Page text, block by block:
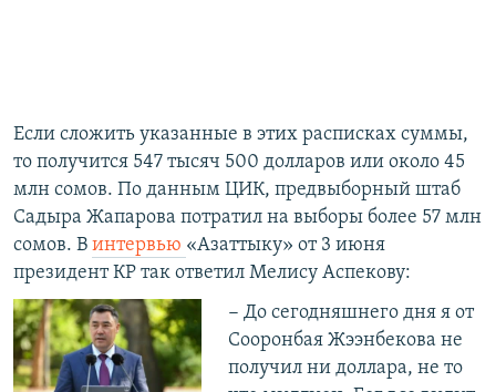
Если сложить указанные в этих расписках суммы,
то получится 547 тысяч 500 долларов или около 45
млн сомов. По данным ЦИК, предвыборный штаб
Садыра Жапарова потратил на выборы более 57 млн
сомов. В интервью «Азаттыку» от 3 июня
президент КР так ответил Мелису Аспекову:
− До сегодняшнего дня я от
Сооронбая Жээнбекова не
получил ни доллара, не то